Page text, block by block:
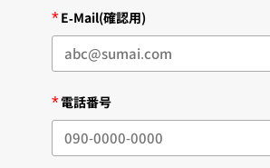
*E-Mail(確認用)
*電話番号